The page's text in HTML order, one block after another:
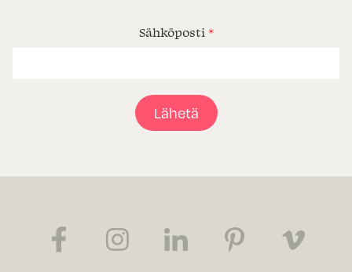
Sähköposti *
Lähetä